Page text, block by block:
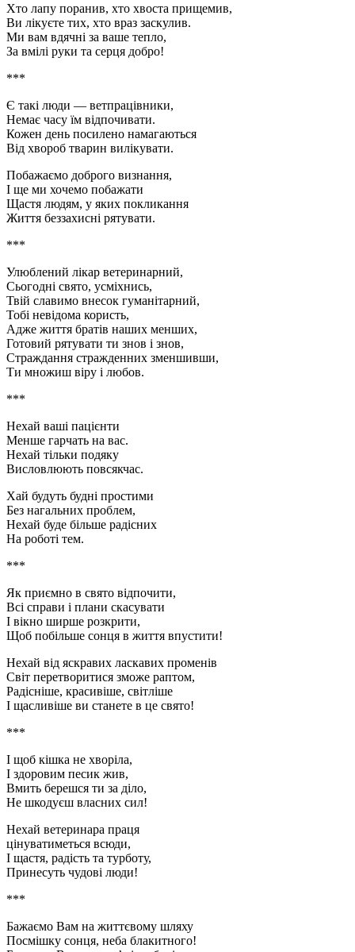
Хто лапу поранив, хто хвоста прищемив,
Ви лікуєте тих, хто враз заскулив.
Ми вам вдячні за ваше тепло,
За вмілі руки та серця добро!
***
Є такі люди — ветпрацівники,
Немає часу їм відпочивати.
Кожен день посилено намагаються
Від хвороб тварин вилікувати.
Побажаємо доброго визнання,
І ще ми хочемо побажати
Щастя людям, у яких покликання
Життя беззахисні рятувати.
***
Улюблений лікар ветеринарний,
Сьогодні свято, усміхнись,
Твій славимо внесок гуманітарний,
Тобі невідома користь,
Адже життя братів наших менших,
Готовий рятувати ти знов і знов,
Страждання стражденних зменшивши,
Ти множиш віру і любов.
***
Нехай ваші пацієнти
Менше гарчать на вас.
Нехай тільки подяку
Висловлюють повсякчас.
Хай будуть будні простими
Без нагальних проблем,
Нехай буде більше радісних
На роботі тем.
***
Як приємно в свято відпочити,
Всі справи і плани скасувати
І вікно ширше розкрити,
Щоб побільше сонця в життя впустити!
Нехай від яскравих ласкавих променів
Світ перетворитися зможе раптом,
Радісніше, красивіше, світліше
І щасливіше ви станете в це свято!
***
І щоб кішка не хворіла,
І здоровим песик жив,
Вмить берешся ти за діло,
Не шкодуєш власних сил!
Нехай ветеринара праця
цінуватиметься всюди,
І щастя, радість та турботу,
Принесуть чудові люди!
***
Бажаємо Вам на життєвому шляху
Посмішку сонця, неба блакитного!